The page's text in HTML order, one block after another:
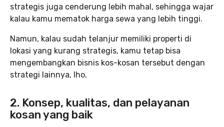
strategis juga cenderung lebih mahal, sehingga wajar
kalau kamu mematok harga sewa yang lebih tinggi.
Namun, kalau sudah telanjur memiliki properti di
lokasi yang kurang strategis, kamu tetap bisa
mengembangkan bisnis kos-kosan tersebut dengan
strategi lainnya, lho.
2. Konsep, kualitas, dan pelayanan
kosan yang baik